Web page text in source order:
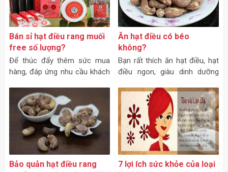
Bán sỉ hạt điều rang muối
free số lượng?
Để thúc đẩy thêm sức mua
hàng, đáp ứng nhu cầu khách
muối và mong muốn nhiều
người được thưởng thức hạt
điều rang muối hơn,
Ăn hạt điều có béo
không?
Bạn rất thích ăn hạt điều, hạt
điều ngon, giàu dinh dưỡng
điều rất giàu chất béo như thế
rất dễ bị mập.
Bảo quản hạt điều rang
7 lợi ích sức khỏe của loại